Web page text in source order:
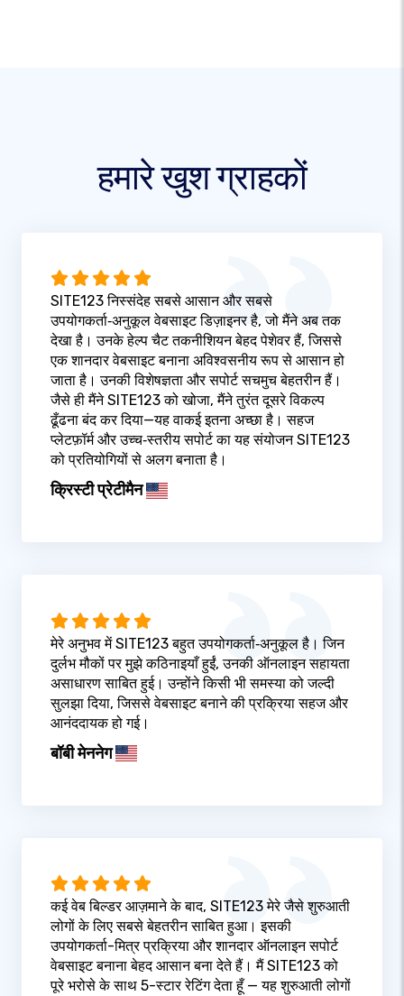
हमारे खुश ग्राहकों
SITE123 निस्संदेह सबसे आसान और सबसे
उपयोगकर्ता‑अनुकूल वेबसाइट डिज़ाइनर है, जो मैंने अब तक
देखा है। उनके हेल्प चैट तकनीशियन बेहद पेशेवर हैं, जिससे
एक शानदार वेबसाइट बनाना अविश्वसनीय रूप से आसान हो
जाता है। उनकी विशेषज्ञता और सपोर्ट सचमुच बेहतरीन हैं।
जैसे ही मैंने SITE123 को खोजा, मैंने तुरंत दूसरे विकल्प
ढूँढना बंद कर दिया—यह वाकई इतना अच्छा है। सहज
प्लेटफ़ॉर्म और उच्च‑स्तरीय सपोर्ट का यह संयोजन SITE123
को प्रतियोगियों से अलग बनाता है।
क्रिस्टी प्रेटीमैन
मेरे अनुभव में SITE123 बहुत उपयोगकर्ता‑अनुकूल है। जिन
दुर्लभ मौकों पर मुझे कठिनाइयाँ हुईं, उनकी ऑनलाइन सहायता
असाधारण साबित हुई। उन्होंने किसी भी समस्या को जल्दी
सुलझा दिया, जिससे वेबसाइट बनाने की प्रक्रिया सहज और
आनंददायक हो गई।
बॉबी मेननेग
कई वेब बिल्डर आज़माने के बाद, SITE123 मेरे जैसे शुरुआती
लोगों के लिए सबसे बेहतरीन साबित हुआ। इसकी
उपयोगकर्ता-मित्र प्रक्रिया और शानदार ऑनलाइन सपोर्ट
वेबसाइट बनाना बेहद आसान बना देते हैं। मैं SITE123 को
पूरे भरोसे के साथ 5-स्टार रेटिंग देता हूँ — यह शुरुआती लोगों